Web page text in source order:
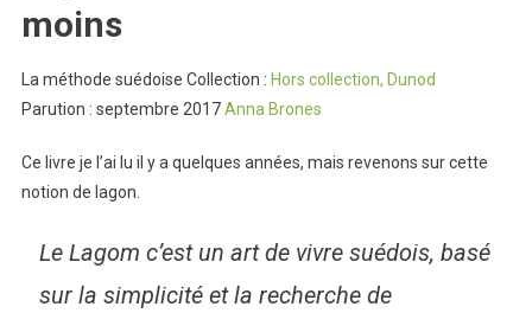
moins
La méthode suédoise Collection : Hors collection, Dunod
Parution : septembre 2017Anna Brones
Ce livre je l’ai lu il y a quelques années, mais revenons sur cette
notion de lagon.
Le Lagom c’est un art de vivre suédois, basé
sur la simplicité et la recherche de